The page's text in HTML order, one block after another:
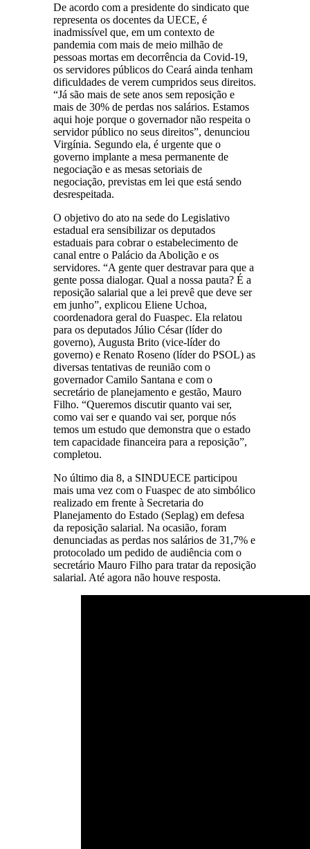
De acordo com a presidente do sindicato que
representa os docentes da UECE, é
inadmissível que, em um contexto de
pandemia com mais de meio milhão de
pessoas mortas em decorrência da Covid-19,
os servidores públicos do Ceará ainda tenham
dificuldades de verem cumpridos seus direitos.
“Já são mais de sete anos sem reposição e
mais de 30% de perdas nos salários. Estamos
aqui hoje porque o governador não respeita o
servidor público no seus direitos”, denunciou
Virgínia. Segundo ela, é urgente que o
governo implante a mesa permanente de
negociação e as mesas setoriais de
negociação, previstas em lei que está sendo
desrespeitada.
O objetivo do ato na sede do Legislativo
estadual era sensibilizar os deputados
estaduais para cobrar o estabelecimento de
canal entre o Palácio da Abolição e os
servidores. “A gente quer destravar para que a
gente possa dialogar. Qual a nossa pauta? É a
reposição salarial que a lei prevê que deve ser
em junho”, explicou Eliene Uchoa,
coordenadora geral do Fuaspec. Ela relatou
para os deputados Júlio César (líder do
governo), Augusta Brito (vice-líder do
governo) e Renato Roseno (líder do PSOL) as
diversas tentativas de reunião com o
governador Camilo Santana e com o
secretário de planejamento e gestão, Mauro
Filho. “Queremos discutir quanto vai ser,
como vai ser e quando vai ser, porque nós
temos um estudo que demonstra que o estado
tem capacidade financeira para a reposição”,
completou.
No último dia 8, a SINDUECE participou
mais uma vez com o Fuaspec de ato simbólico
realizado em frente à Secretaria do
Planejamento do Estado (Seplag) em defesa
da reposição salarial. Na ocasião, foram
denunciadas as perdas nos salários de 31,7% e
protocolado um pedido de audiência com o
secretário Mauro Filho para tratar da reposição
salarial. Até agora não houve resposta.